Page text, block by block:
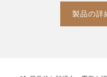
製品の詳